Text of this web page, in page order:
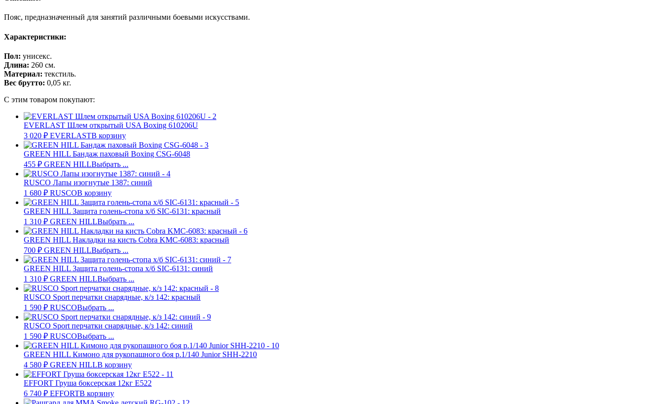
Пояс, предназначенный для занятий различными боевыми искусствами.
Характеристики:
Пол: унисекс.
Длина: 260 см.
Материал: текстиль.
Вес брутто: 0,05 кг.
С этим товаром покупают:
EVERLAST Шлем открытый USA Boxing 610206U
3 020 ₽ EVERLASTВ корзину
GREEN HILL Бандаж паховый Boxing CSG-6048
455 ₽ GREEN HILLВыбрать ...
RUSCO Лапы изогнутые 1387: синий
1 680 ₽ RUSCOВ корзину
GREEN HILL Защита голень-стопа х/б SIC-6131: красный
1 310 ₽ GREEN HILLВыбрать ...
GREEN HILL Накладки на кисть Cobra KMC-6083: красный
700 ₽ GREEN HILLВыбрать ...
GREEN HILL Защита голень-стопа х/б SIC-6131: синий
1 310 ₽ GREEN HILLВыбрать ...
RUSCO Sport перчатки снарядные, к/з 142: красный
1 590 ₽ RUSCOВыбрать ...
RUSCO Sport перчатки снарядные, к/з 142: синий
1 590 ₽ RUSCOВыбрать ...
GREEN HILL Кимоно для рукопашного боя р.1/140 Junior SHH-2210
4 580 ₽ GREEN HILLВ корзину
EFFORT Груша боксерская 12кг E522
6 740 ₽ EFFORTВ корзину